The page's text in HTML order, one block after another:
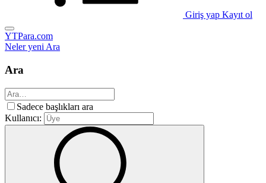
Giriş yap Kayıt ol
YTPara.com
Neler yeniAra
Ara
Sadece başlıkları ara
Kullanıcı: